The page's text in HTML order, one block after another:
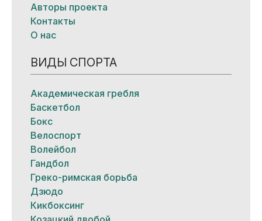
Авторы проекта
Контакты
О нас
ВИДЫ СПОРТА
Академическая гребля
Баскетбол
Бокс
Велоспорт
Волейбол
Гандбол
Греко-римская борьба
Дзюдо
Кикбоксинг